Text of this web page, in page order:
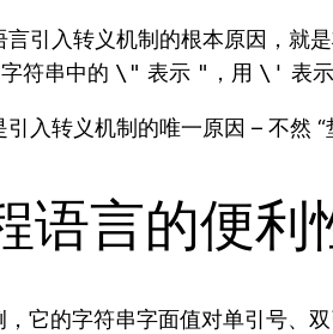
引入转义机制的根本原因，就
符串中的 \" 表示 " ，用 \' 表示
入转义机制的唯一原因 – 不然
语言的便利
它的字符串字面值对单引号、